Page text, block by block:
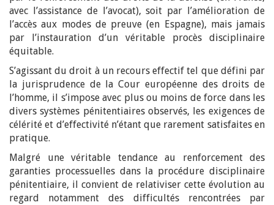
avec l’assistance de l’avocat), soit par l’amélioration de
l’accès aux modes de preuve (en Espagne), mais jamais
par l’instauration d’un véritable procès disciplinaire
équitable.
S’agissant du droit à un recours effectif tel que défini par
la jurisprudence de la Cour européenne des droits de
l’homme, il s’impose avec plus ou moins de force dans les
divers systèmes pénitentiaires observés, les exigences de
célérité et d’effectivité n’étant que rarement satisfaites en
pratique.
Malgré une véritable tendance au renforcement des
garanties processuelles dans la procédure disciplinaire
pénitentiaire, il convient de relativiser cette évolution au
regard notamment des difficultés rencontrées par